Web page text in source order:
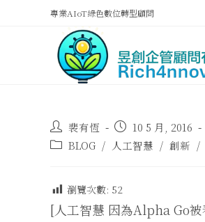
專業AIoT綠色數位轉型顧問
裴有恆
10 5 月, 2016
BLOG / 人工智慧 / 創新 /
瀏覽次數: 52
[人工智慧 因為Alpha Go